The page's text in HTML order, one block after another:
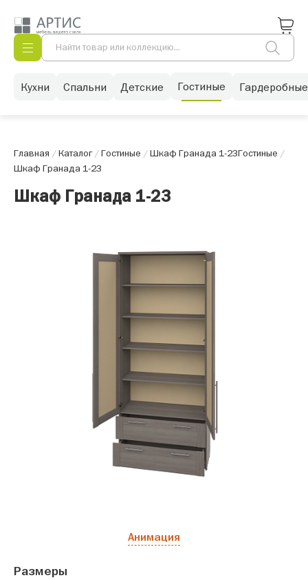
Кухни Спальни Детские Гостиные Гардеробные
Главная /Каталог/Гостиные /Шкаф Гранада 1-23Гостиные /
Шкаф Гранада 1-23
Шкаф Гранада 1-23
Анимация
Размеры